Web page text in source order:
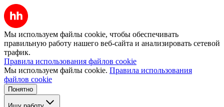
Мы используем файлы cookie, чтобы обеспечивать
правильную работу нашего веб-сайта и анализировать сетевой
трафик.
Правила использования файлов cookie
Мы используем файлы cookie. Правила использования
файлов cookie
Понятно